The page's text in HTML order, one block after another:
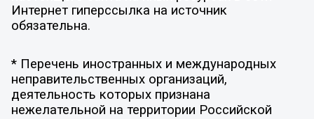
Интернет гиперссылка на источник
обязательна.
* Перечень иностранных и международных
неправительственных организаций,
деятельность которых признана
нежелательной на территории Российской